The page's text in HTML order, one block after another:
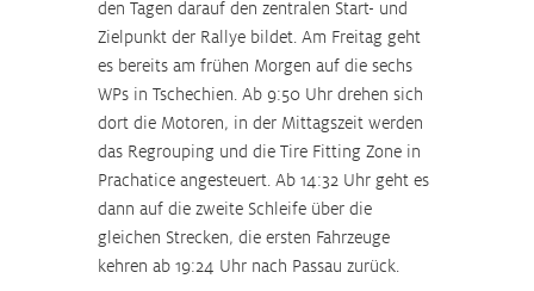
den Tagen darauf den zentralen Start- und
Zielpunkt der Rallye bildet. Am Freitag geht
es bereits am frühen Morgen auf die sechs
WPs in Tschechien. Ab 9:50 Uhr drehen sich
dort die Motoren, in der Mittagszeit werden
das Regrouping und die Tire Fitting Zone in
Prachatice angesteuert. Ab 14:32 Uhr geht es
dann auf die zweite Schleife über die
gleichen Strecken, die ersten Fahrzeuge
kehren ab 19:24 Uhr nach Passau zurück.